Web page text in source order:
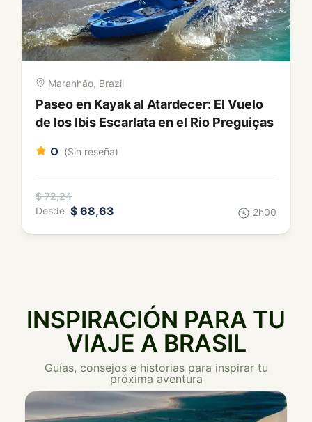
Maranhão, Brazil
City Tour en São Luís: Casonas,
Azulejos y Sabores de Maranhão
0 (Sin reseña)
$ 87,42
Desde $ 83,05 3h00
INSPIRACIÓN PARA TU
VIAJE A BRASIL
Guías, consejos e historias para inspirar tu
próxima aventura